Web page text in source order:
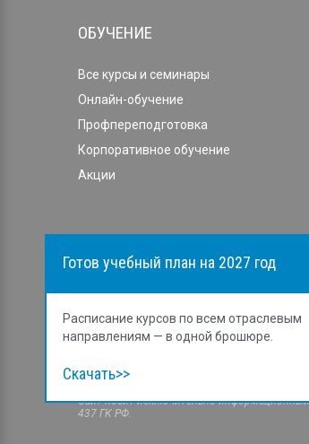
Готов учебный план на 2027 год
Расписание курсов по всем отраслевым
направлениям — в одной брошюре.
Скачать>>
ОБУЧЕНИЕ
Все курсы и семинары
Онлайн-обучение
Профпереподготовка
Корпоративное обучение
Акции
Cайт носит исключительно
437 ГК РФ.